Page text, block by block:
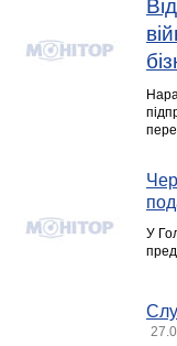
У